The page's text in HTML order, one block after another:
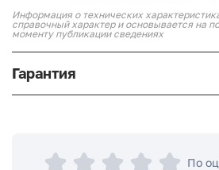
Информация о технических
справочный характер и основывается на
моменту публикации сведениях
Гарантия
По